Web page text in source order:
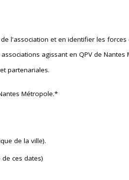
l'association et en identifier les forces
agissant en QPV de
partenariales.
Métropole.*
de la ville).
ces dates)